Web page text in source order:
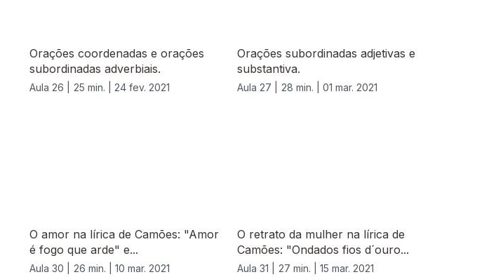
Orações coordenadas e orações
subordinadas adverbiais.
Aula 26 | 25 min. | 24 fev. 2021
Orações subordinadas adjetivas e
substantiva.
Aula 27 | 28 min. | 01 mar. 2021
O amor na lírica de Camões: "Amor
é fogo que arde" e...
Aula 30 | 26 min. | 10 mar. 2021
O retrato da mulher na lírica de
Camões: "Ondados fios d´ouro...
Aula 31 | 27 min. | 15 mar. 2021